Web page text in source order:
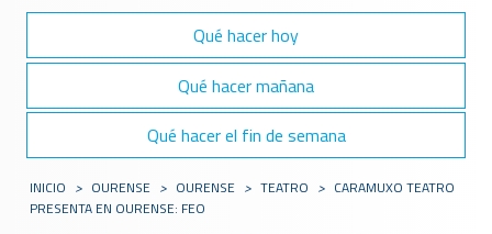
Qué hacer hoy
Qué hacer mañana
Qué hacer el fin de semana
INICIO > OURENSE > OURENSE > TEATRO > CARAMUXO TEATRO
PRESENTA EN OURENSE: FEO